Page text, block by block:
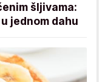
šljivama:
jednom dahu